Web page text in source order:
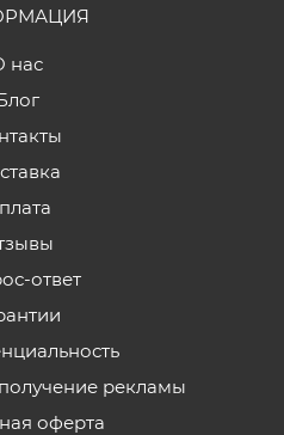
нас
ответ
рекламы
оферта